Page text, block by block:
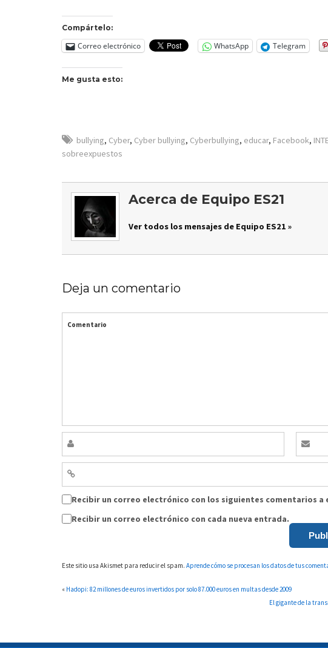
Compártelo:
Correo electrónico WhatsApp Telegram
Me gusta esto:
bullying, Cyber, Cyber bullying, Cyberbullying, educar, Facebook,
sobreexpuestos
Acerca de Equipo ES21
Ver todos los mensajes de Equipo ES21 »
Deja un comentario
Comentario
Recibir un correo electrónico con los siguientes comentarios a
Recibir un correo electrónico con cada nueva entrada.
Este sitio usa Akismet para reducir el spam. Aprende cómo se procesan los datos de tus
« Hadopi: 82 millones de euros invertidos por solo 87.000 euros en multas desde 2009
El gigante de la